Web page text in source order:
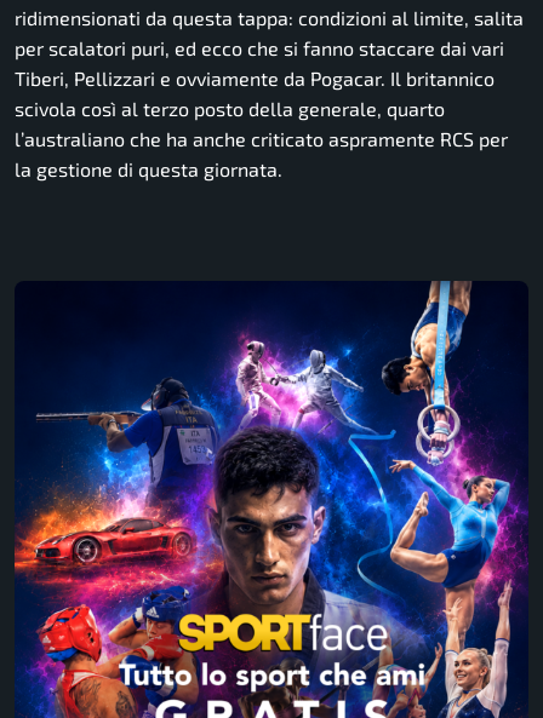
ridimensionati da questa tappa: condizioni al limite, salita
per scalatori puri, ed ecco che si fanno staccare dai vari
Tiberi, Pellizzari e ovviamente da Pogacar. Il britannico
scivola così al terzo posto della generale, quarto
l’australiano che ha anche criticato aspramente RCS per
la gestione di questa giornata.